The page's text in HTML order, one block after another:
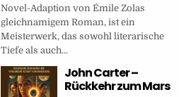
Novel-Adaption von Émile Zolas
gleichnamigem Roman, ist ein
Meisterwerk, das sowohl literarische
Tiefe als auch...
John Carter –
Rückkehr zum Mars